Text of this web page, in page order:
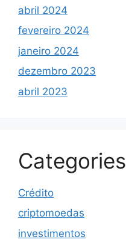
abril 2024
fevereiro 2024
janeiro 2024
dezembro 2023
abril 2023
Categories
Crédito
criptomoedas
investimentos